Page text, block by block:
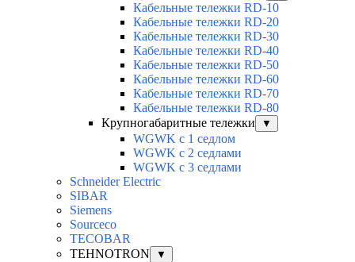
Кабельные тележки RD-10
Кабельные тележки RD-20
Кабельные тележки RD-30
Кабельные тележки RD-40
Кабельные тележки RD-50
Кабельные тележки RD-60
Кабельные тележки RD-70
Кабельные тележки RD-80
Крупногабаритные тележки
▼
WGWK с 1 седлом
WGWK c 2 седлами
WGWK c 3 седлами
Schneider Electric
SIBAR
Siemens
Sourceco
TECOBAR
TEHNOTRON
▼